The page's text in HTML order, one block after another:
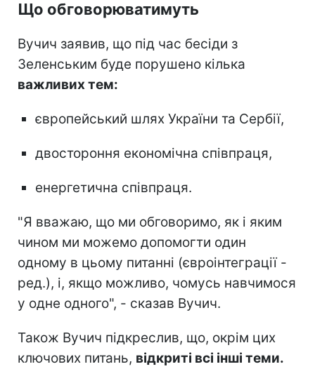
Що обговорюватимуть
Вучич заявив, що під час бесіди з
Зеленським буде порушено кілька
важливих тем:
європейський шлях України та Сербії,
двостороння економічна співпраця,
енергетична співпраця.
"Я вважаю, що ми обговоримо, як і яким
чином ми можемо допомогти один
одному в цьому питанні (євроінтеграції -
ред.), і, якщо можливо, чомусь навчимося
у одне одного", - сказав Вучич.
Також Вучич підкреслив, що, окрім цих
ключових питань, відкриті всі інші теми.